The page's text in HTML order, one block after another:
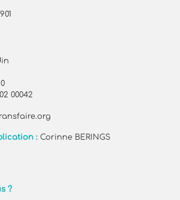
00042
:Corinne BERINGS
?